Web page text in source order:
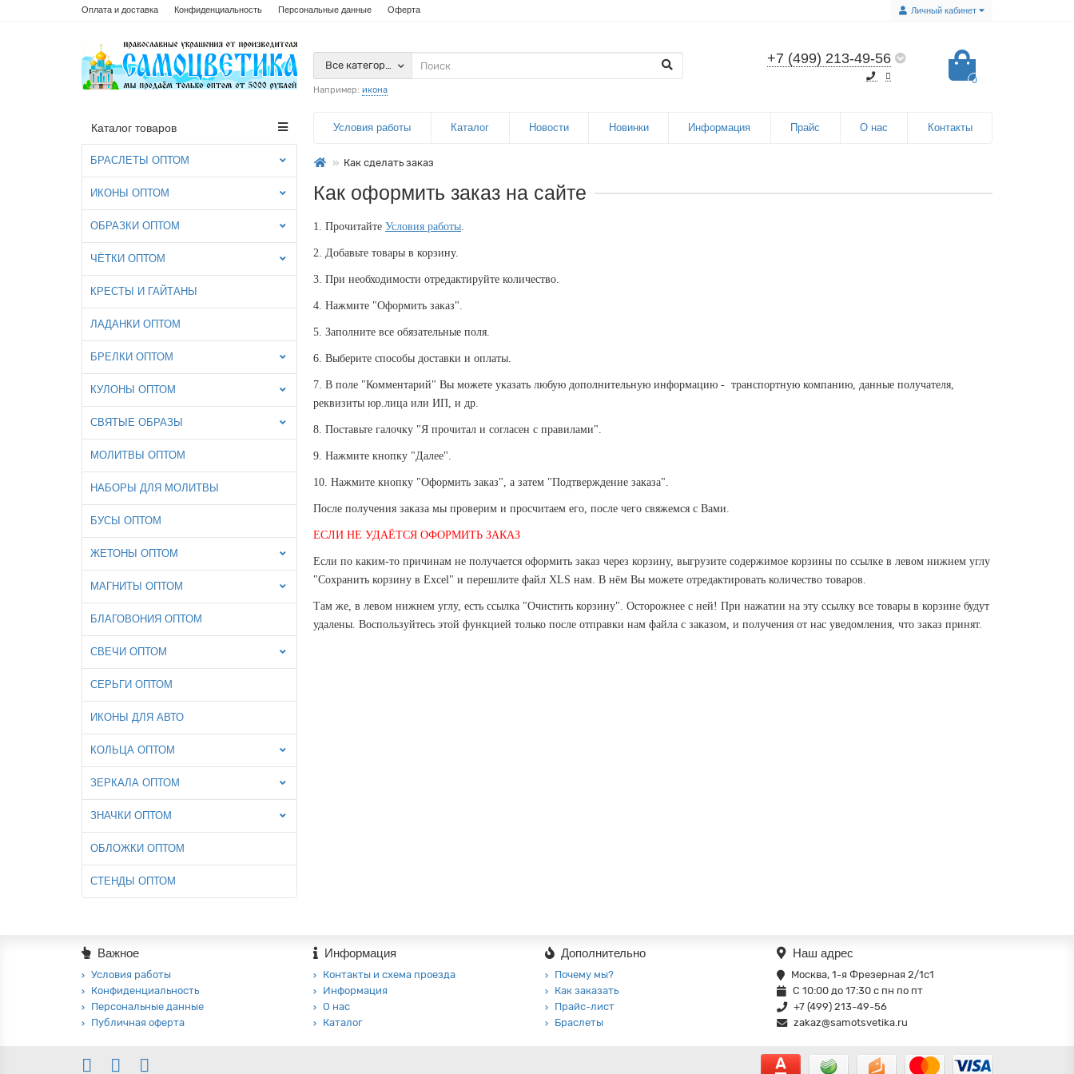
Личный кабинет
Оплата и доставка Конфиденциальность Персональные данные Оферта
+7 (499) 213-49-56
0
Все категории
Например: икона
Каталог товаров
БРАСЛЕТЫ ОПТОМ
ИКОНЫ ОПТОМ
ОБРАЗКИ ОПТОМ
ЧЁТКИ ОПТОМ
КРЕСТЫ И ГАЙТАНЫ
ЛАДАНКИ ОПТОМ
БРЕЛКИ ОПТОМ
КУЛОНЫ ОПТОМ
СВЯТЫЕ ОБРАЗЫ
МОЛИТВЫ ОПТОМ
НАБОРЫ ДЛЯ МОЛИТВЫ
БУСЫ ОПТОМ
ЖЕТОНЫ ОПТОМ
МАГНИТЫ ОПТОМ
БЛАГОВОНИЯ ОПТОМ
СВЕЧИ ОПТОМ
СЕРЬГИ ОПТОМ
ИКОНЫ ДЛЯ АВТО
КОЛЬЦА ОПТОМ
ЗЕРКАЛА ОПТОМ
ЗНАЧКИ ОПТОМ
ОБЛОЖКИ ОПТОМ
СТЕНДЫ ОПТОМ
Условия работы Каталог Новости Новинки Информация Прайс О нас Контакты
Как сделать заказ
Как оформить заказ на сайте
1. Прочитайте Условия работы.
2. Добавьте товары в корзину.
3. При необходимости отредактируйте количество.
4. Нажмите "Оформить заказ".
5. Заполните все обязательные поля.
6. Выберите способы доставки и оплаты.
7. В поле "Комментарий" Вы можете указать любую дополнительную информацию - транспортную компанию, данные получателя,
реквизиты юр.лица или ИП, и др.
8. Поставьте галочку "Я прочитал и согласен с правилами".
9. Нажмите кнопку "Далее".
10. Нажмите кнопку "Оформить заказ", а затем "Подтверждение заказа".
После получения заказа мы проверим и просчитаем его, после чего свяжемся с Вами.
ЕСЛИ НЕ УДАЁТСЯ ОФОРМИТЬ ЗАКАЗ
Если по каким-то причинам не получается оформить заказ через корзину, выгрузите содержимое корзины по ссылке в левом нижнем углу
"Сохранить корзину в Excel" и перешлите файл XLS нам. В нём Вы можете отредактировать количество товаров.
Там же, в левом нижнем углу, есть ссылка "Очистить корзину". Осторожнее с ней! При нажатии на эту ссылку все товары в корзине будут
удалены. Воспользуйтесь этой функцией только после отправки нам файла с заказом, и получения от нас уведомления, что заказ принят.
Важное
Условия работы
Конфиденциальность
Персональные данные
Публичная оферта
Информация
Контакты и схема проезда
Информация
О нас
Каталог
Дополнительно
Почему мы?
Как заказать
Прайс-лист
Браслеты
Наш адрес
Москва, 1-я Фрезерная 2/1с1
С 10:00 до 17:30 с пн по пт
+7 (499) 213-49-56
zakaz@samotsvetika.ru